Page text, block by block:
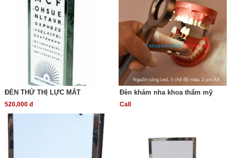
ĐÈN THỬ THỊ LỰC MẮT
520,000 đ
Đèn khám nha khoa thẩm mỹ
Call